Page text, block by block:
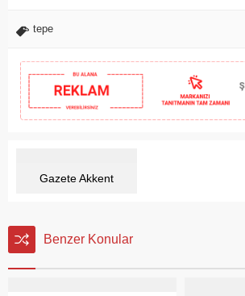
tepe
Gazete Akkent
Benzer Konular